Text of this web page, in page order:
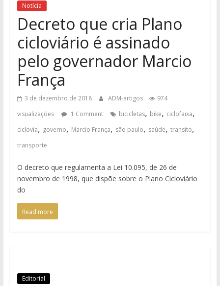
Notícia
Decreto que cria Plano
cicloviário é assinado
pelo governador Marcio
França
3 de dezembro de 2018 ADM-artigos
974
visualizações
1 Comment bicicletas, bike, ciclofaixa,
ciclovia, governo, Marcio França, são paulo, saúde, transito,
transporte
O decreto que regulamenta a Lei 10.095, de 26 de
novembro de 1998, que dispõe sobre o Plano Cicloviário
do
Read more
Editorial